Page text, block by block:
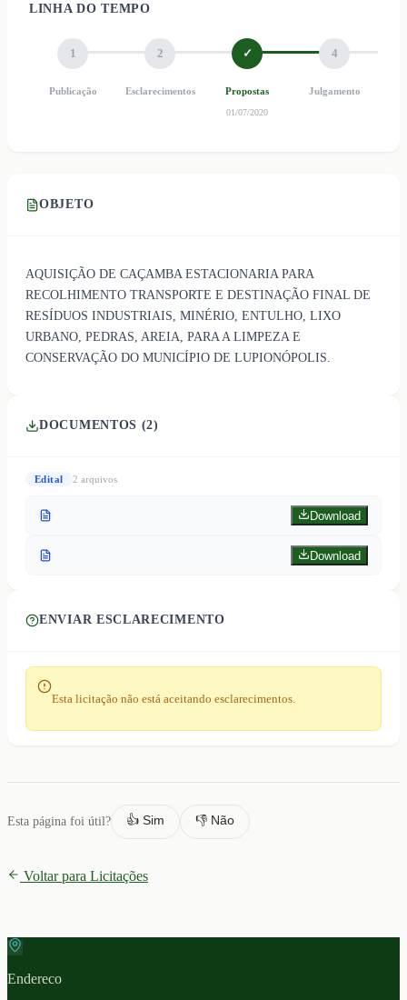
LINHA DO TEMPO
1
Publicação
2
Esclarecimentos
✓
Propostas
01/07/2020
4
Julgamento
OBJETO
AQUISIÇÃO DE CAÇAMBA ESTACIONARIA PARA
RECOLHIMENTO TRANSPORTE E DESTINAÇÃO FINAL DE
RESÍDUOS INDUSTRIAIS, MINÉRIO, ENTULHO, LIXO
URBANO, PEDRAS, AREIA, PARA A LIMPEZA E
CONSERVAÇÃO DO MUNICÍPIO DE LUPIONÓPOLIS.
DOCUMENTOS (2)
Edital 2 arquivos
Download
Download
ENVIAR ESCLARECIMENTO
Esta licitação não está aceitando esclarecimentos.
Esta página foi útil? 👍 Sim 👎 Não
Voltar para Licitações
Endereco